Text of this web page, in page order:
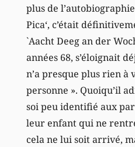
plus de
Pica‘, c’était
`Aacht Deeg an der
années 68, s’éloignait
n’a presque plus rien à
personne ». Quoiqu’il
soi peu identifié aux
leur enfant qui ne
cela ne lui soit arrivé,